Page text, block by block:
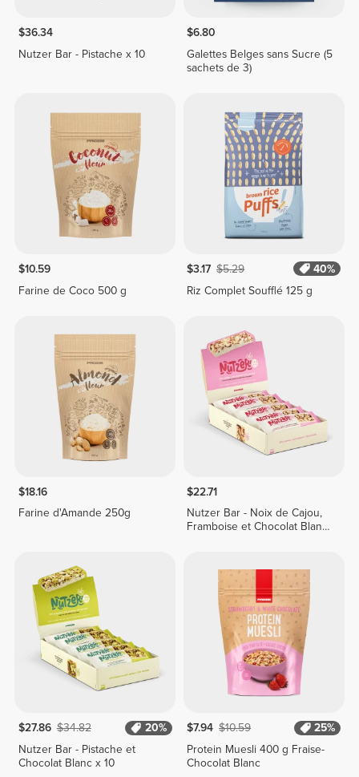
$36.34
Nutzer Bar - Pistache x 10
$6.80
Galettes Belges sans Sucre (5
sachets de 3)
$10.59
Farine de Coco 500 g
$3.17 $5.29
40%
Riz Complet Soufflé 125 g
$18.16
Farine d'Amande 250g
$22.71
Nutzer Bar - Noix de Cajou,
Framboise et Chocolat Blanc
$27.86 $34.82
20%
Nutzer Bar - Pistache et
Chocolat Blanc x 10
$7.94 $10.59
25%
Protein Muesli 400 g Fraise-
Chocolat Blanc